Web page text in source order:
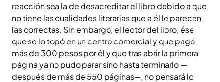
reacción sea la de desacreditar el libro debido a que
no tiene las cualidades literarias que a él le parecen
las correctas. Sin embargo, el lector del libro, ése
que se lo topó en un centro comercial y que pagó
más de 300 pesos por él y que tras abrir la primera
página ya no pudo parar sino hasta terminarlo —
después de más de 550 páginas—, no pensará lo